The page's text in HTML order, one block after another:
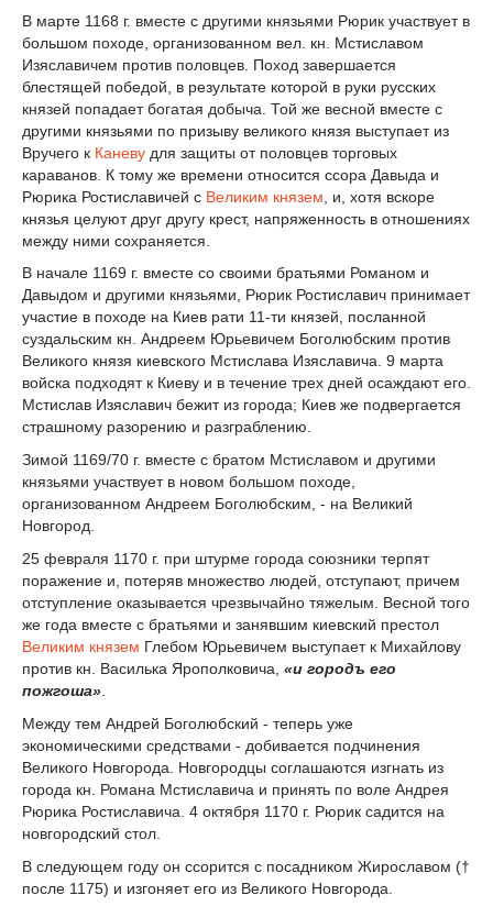
В марте 1168 г. вместе с другими князьями Рюрик участвует в
большом походе, организованном вел. кн. Мстиславом
Изяславичем против половцев. Поход завершается
блестящей победой, в результате которой в руки русских
князей попадает богатая добыча. Той же весной вместе с
другими князьями по призыву великого князя выступает из
Вручего к Каневу для защиты от половцев торговых
караванов. К тому же времени относится ссора Давыда и
Рюрика Ростиславичей с Великим князем , и, хотя вскоре
князья целуют друг другу крест, напряженность в отношениях
между ними сохраняется.
В начале 1169 г. вместе со своими братьями Романом и
Давыдом и другими князьями, Рюрик Ростиславич принимает
участие в походе на Киев рати 11-ти князей, посланной
суздальским кн. Андреем Юрьевичем Боголюбским против
Великого князя киевского Мстислава Изяславича. 9 марта
войска подходят к Киеву и в течение трех дней осаждают его.
Мстислав Изяславич бежит из города; Киев же подвергается
страшному разорению и разграблению.
Зимой 1169/70 г. вместе с братом Мстиславом и другими
князьями участвует в новом большом походе,
организованном Андреем Боголюбским, - на Великий
Новгород.
25 февраля 1170 г. при штурме города союзники терпят
поражение и, потеряв множество людей, отступают, причем
отступление оказывается чрезвычайно тяжелым. Весной того
же года вместе с братьями и занявшим киевский престол
Великим князем Глебом Юрьевичем выступает к Михайлову
против кн. Василька Ярополковича, «и городъ его
пожгоша»
Между тем Андрей Боголюбский - теперь уже
экономическими средствами - добивается подчинения
Великого Новгорода. Новгородцы соглашаются изгнать из
города кн. Романа Мстиславича и принять по воле Андрея
Рюрика Ростиславича. 4 октября 1170 г. Рюрик садится на
новгородский стол.
В следующем году он ссорится с посадником Жирославом (†
после 1175) и изгоняет его из Великого Новгорода.